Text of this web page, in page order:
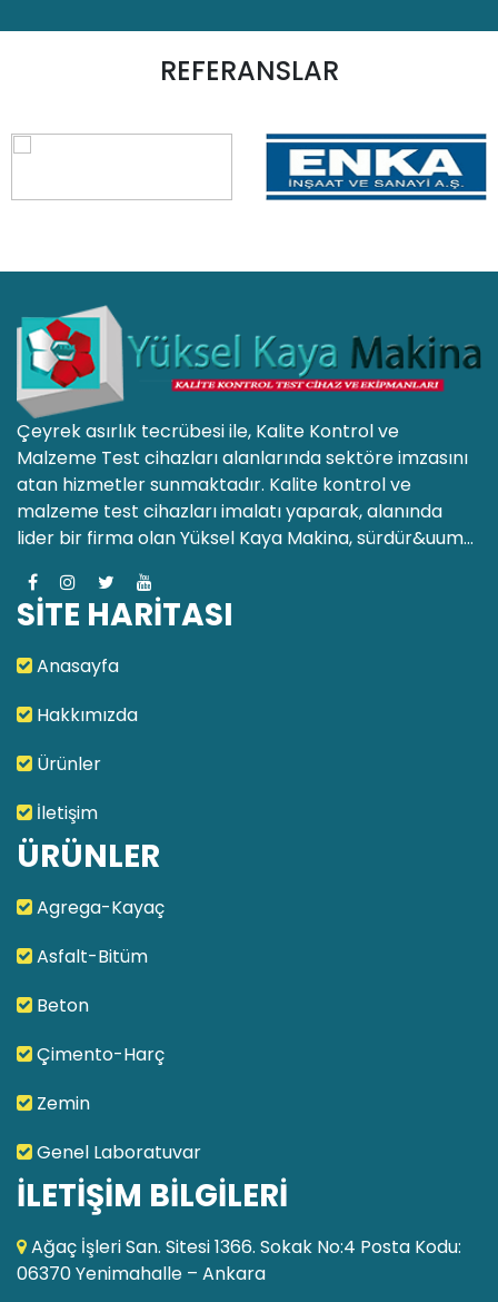
REFERANSLAR
Çeyrek asırlık tecrübesi ile, Kalite Kontrol ve
Malzeme Test cihazları alanlarında sektöre imzasını
atan hizmetler sunmaktadır. Kalite kontrol ve
malzeme test cihazları imalatı yaparak, alanında
lider bir firma olan Yüksel Kaya Makina, sürdür&uum...
SİTE HARİTASI
Anasayfa
Hakkımızda
Ürünler
İletişim
ÜRÜNLER
Agrega-Kayaç
Asfalt-Bitüm
Beton
Çimento-Harç
Zemin
Genel Laboratuvar
İLETİŞİM BİLGİLERİ
Ağaç İşleri San. Sitesi 1366. Sokak No:4 Posta Kodu:
06370 Yenimahalle – Ankara